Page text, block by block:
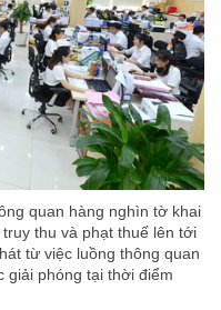
quan hàng nghìn tờ khai
thu và phạt thuế lên tới
từ việc luồng thông quan
giải phóng tại thời điểm